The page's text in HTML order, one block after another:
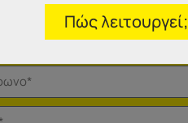
Πώς λειτουργεί;